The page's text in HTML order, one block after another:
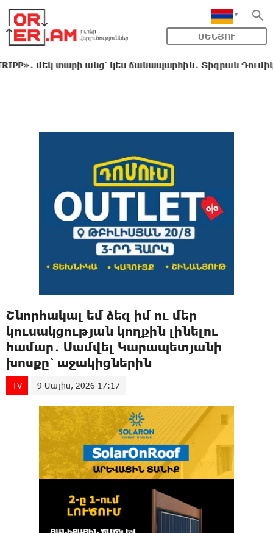
ՄԵՆՅՈՒ
տարի անց՝ կես ճանապարհին․ Տիգրան Դումիկյան
Շնորհակալ եմ ձեզ իմ ու մեր
կուսակցության կողքին լինելու
համար․ Սամվել Կարապետյանի
խոսքը՝ աջակիցներին
TV 9 Մայիս, 2026 17:17